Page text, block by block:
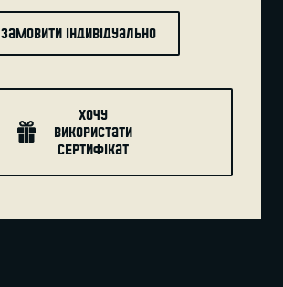
Замовити індивідуально
хочу
використати
сертифікат